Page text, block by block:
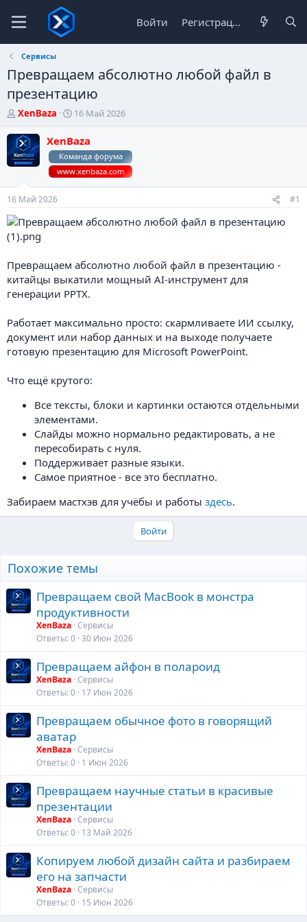
Войти Регистрация
Сервисы
Превращаем абсолютно любой файл в
презентацию
А
т
о
р
м
XenBaza
Д
т
а
н
а
ч
а
16 Май 2026
XenBaza
Команда форума
www.xenbaza.com
16 Май 2026 #1
Превращаем абсолютно любой файл в презентацию -
китайцы выкатили мощный AI-инструмент для
генерации PPTX.
Работает максимально просто: скармливаете ИИ ссылку,
документ или набор данных и на выходе получаете
готовую презентацию для Microsoft PowerPoint.
Что ещё крутого:
Все тексты, блоки и картинки остаются отдельными
элементами.
Слайды можно нормально редактировать, а не
пересобирать с нуля.
Поддерживает разные языки.
Самое приятное - все это бесплатно.
Забираем мастхэв для учёбы и работы здесь.
Войти
Похожие темы
Превращаем свой MacBook в монстра
продуктивности
XenBaza Сервисы
Ответы 0 30 Июн 2026
Превращаем айфон в полароид
XenBaza Сервисы
Ответы 0 17 Июн 2026
Превращаем обычное фото в говорящий
аватар
XenBaza Сервисы
Ответы 0 1 Июн 2026
Превращаем научные статьи в красивые
презентации
XenBaza Сервисы
Ответы 0 13 Май 2026
Копируем любой дизайн сайта и разбираем
его на запчасти
XenBaza Сервисы
Ответы 0 15 Июн 2026